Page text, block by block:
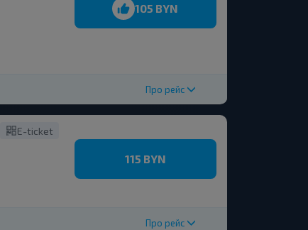
105 BYN
Про рейс
E-ticket
115 BYN
Про рейс